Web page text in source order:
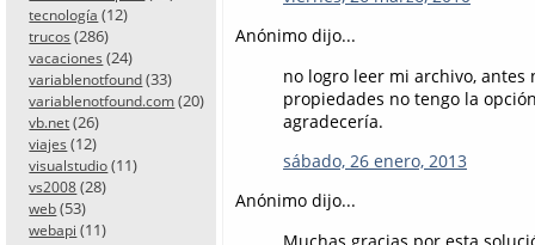
tecnología (12)
trucos (286)
vacaciones (24)
variablenotfound (33)
variablenotfound.com (20)
vb.net (26)
viajes (12)
visualstudio (11)
vs2008 (28)
web (53)
webapi (11)
Anónimo dijo...
no logro leer mi archivo,
propiedades no tengo la
agradecería.
sábado, 26 enero, 2013
Anónimo dijo...